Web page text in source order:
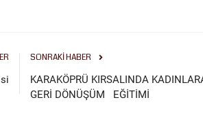
SONRAKI HABER
KARAKÖPRÜ KIRSALINDA
GERİ DÖNÜŞÜM EĞİTİMİ